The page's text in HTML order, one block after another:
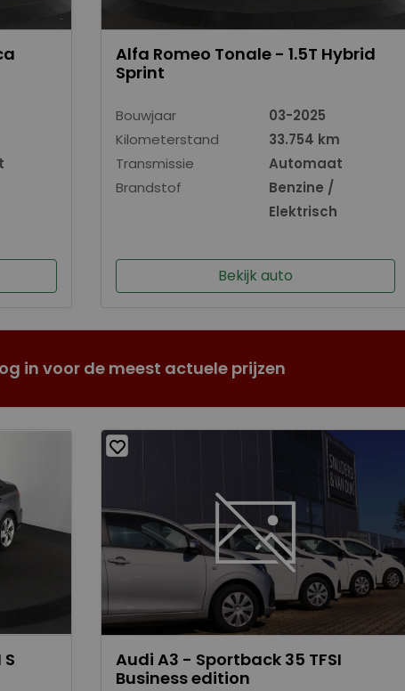
Alfa Romeo Tonale - 1.5T Hybrid
Sprint
Bouwjaar
03-2025
Kilometerstand
33.754 km
Transmissie
Automaat
Brandstof
Benzine /
Elektrisch
Bekijk auto
in voor de meest actuele prijzen
Audi A3 - Sportback 35 TFSI
Business edition